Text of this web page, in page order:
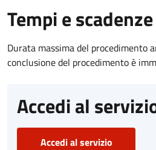
Tempi e scadenze
Durata massima del procedimento
conclusione del procedimento è
Accedi al
Accedi al servizio